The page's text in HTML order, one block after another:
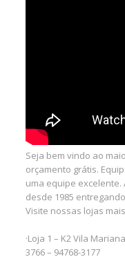
Seja bem vindo ao
orçamento grátis.
uma equipe
desde 1985
Visite nossas lojas
·Loja 1 – K2 Vila
3766 – 94768-3177